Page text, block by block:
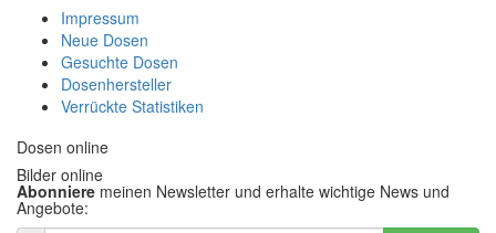
Impressum
Neue Dosen
Gesuchte Dosen
Dosenhersteller
Verrückte Statistiken
Dosen online
Bilder online
Abonniere meinen Newsletter und erhalte wichtige News und
Angebote: